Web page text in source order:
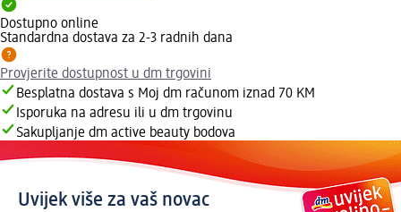
Dostupno online
Standardna dostava za 2-3 radnih dana
Provjerite dostupnost u dm trgovini
Besplatna dostava s Moj dm računom iznad 70 KM
Isporuka na adresu ili u dm trgovinu
Sakupljanje dm active beauty bodova
Uvijek više za vaš novac